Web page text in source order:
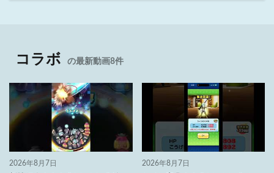
コラボ の最新動画8件
2026年8月7日 2026年8月7日